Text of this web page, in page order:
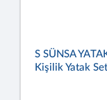
S SÜNSA
Kişilik Yatak